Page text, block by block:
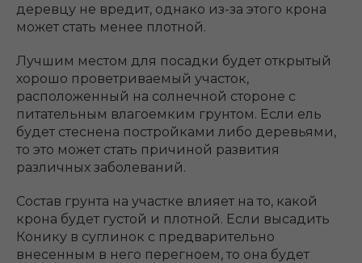
деревцу не вредит, однако из-за этого крона
может стать менее плотной.
Лучшим местом для посадки будет открытый
хорошо проветриваемый участок,
расположенный на солнечной стороне с
питательным влагоемким грунтом. Если ель
будет стеснена постройками либо деревьями,
то это может стать причиной развития
различных заболеваний.
Состав грунта на участке влияет на то, какой
крона будет густой и плотной. Если высадить
Конику в суглинок с предварительно
внесенным в него перегноем, то она будет